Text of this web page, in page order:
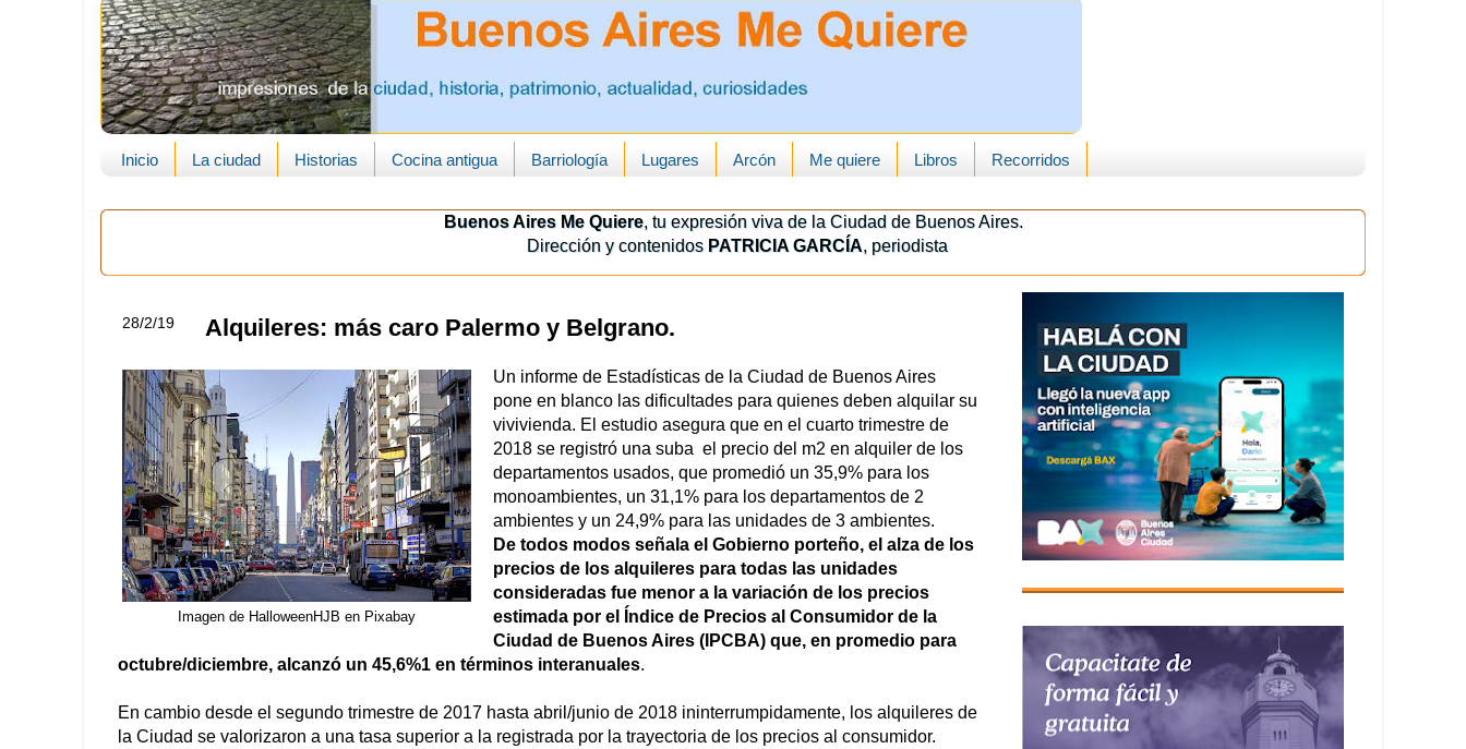
Inicio La ciudad Historias Cocina antigua Barriología Lugares Arcón Me quiere Libros Recorridos
Buenos Aires Me Quiere, tu expresión viva de la Ciudad de Buenos Aires.
Dirección y contenidos PATRICIA GARCÍA, periodista
28/2/19 Alquileres: más caro Palermo y Belgrano.
Imagen de HalloweenHJB en Pixabay
Un informe de Estadísticas de la Ciudad de Buenos Aires
pone en blanco las dificultades para quienes deben alquilar su
vivivienda. El estudio asegura que en el cuarto trimestre de
2018 se registró una suba el precio del m2 en alquiler de los
departamentos usados, que promedió un 35,9% para los
monoambientes, un 31,1% para los departamentos de 2
ambientes y un 24,9% para las unidades de 3 ambientes.
De todos modos señala el Gobierno porteño, el alza de los
precios de los alquileres para todas las unidades
consideradas fue menor a la variación de los precios
estimada por el Índice de Precios al Consumidor de la
Ciudad de Buenos Aires (IPCBA) que, en promedio para
octubre/diciembre, alcanzó un 45,6%1 en términos interanuales.
En cambio desde el segundo trimestre de 2017 hasta abril/junio de 2018 ininterrumpidamente, los alquileres de
la Ciudad se valorizaron a una tasa superior a la registrada por la trayectoria de los precios al consumidor.